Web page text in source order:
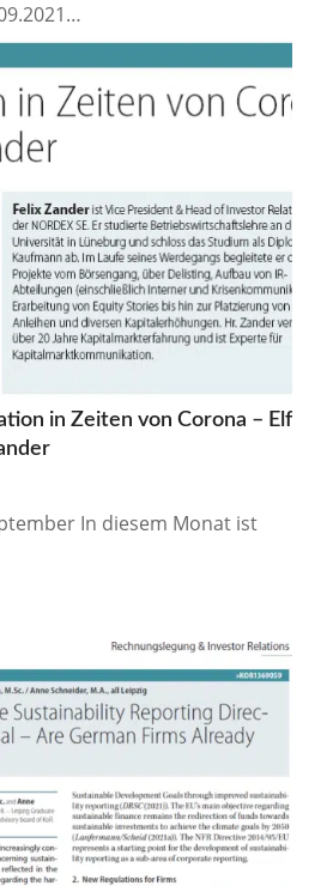
in Zeiten von Corona – Elf
In diesem Monat ist